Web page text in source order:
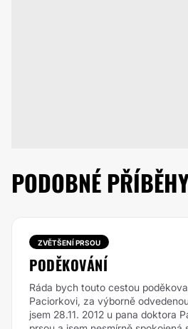
PODOBNÉ
ZVĚTŠENÍ PRSOU
PODĚKOVÁNÍ
Ráda bych touto cestou
Paciorkovi, za výborně
jsem 28.11. 2012 u pana doktora